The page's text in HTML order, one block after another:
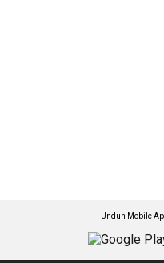
Unduh Mobile